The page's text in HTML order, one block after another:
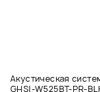
Акустическая
GHSI-W525BT-PR-